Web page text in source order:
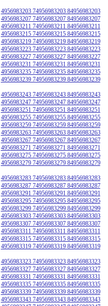
4956983203 74956983203 84956983203
4956983207 74956983207 84956983207
4956983211 74956983211 84956983211
4956983215 74956983215 84956983215
4956983219 74956983219 84956983219
4956983223 74956983223 84956983223
4956983227 74956983227 84956983227
4956983231 74956983231 84956983231
4956983235 74956983235 84956983235
4956983239 74956983239 84956983239
4956983243 74956983243 84956983243
4956983247 74956983247 84956983247
4956983251 74956983251 84956983251
4956983255 74956983255 84956983255
4956983259 74956983259 84956983259
4956983263 74956983263 84956983263
4956983267 74956983267 84956983267
4956983271 74956983271 84956983271
4956983275 74956983275 84956983275
4956983279 74956983279 84956983279
4956983283 74956983283 84956983283
4956983287 74956983287 84956983287
4956983291 74956983291 84956983291
4956983295 74956983295 84956983295
4956983299 74956983299 84956983299
4956983303 74956983303 84956983303
4956983307 74956983307 84956983307
4956983311 74956983311 84956983311
4956983315 74956983315 84956983315
4956983319 74956983319 84956983319
4956983323 74956983323 84956983323
4956983327 74956983327 84956983327
4956983331 74956983331 84956983331
4956983335 74956983335 84956983335
4956983339 74956983339 84956983339
4956983343 74956983343 84956983343